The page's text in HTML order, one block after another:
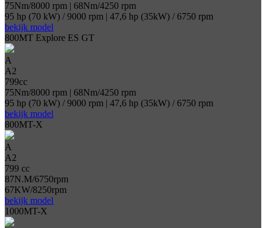
75Nm/8000 rpm | 68Nm/4250 rpm
95 hp (70 kW) / 9000 rpm | 47,6 hp (35kW) / 6750 rpm
bekijk model
800MT Explore ES GT
A
A2
799cc
75Nm/8000 rpm | 68Nm/4250 rpm
95 hp (70 kW) / 9000 rpm | 47,6 hp (35kW) / 6750 rpm
bekijk model
800MT-X
A
A2
799 cc
87N.M/6750rpm
67KW/8250rpm
bekijk model
1000MT-X